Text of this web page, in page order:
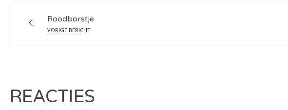
Roodborstje
VORIGE BERICHT
REACTIES